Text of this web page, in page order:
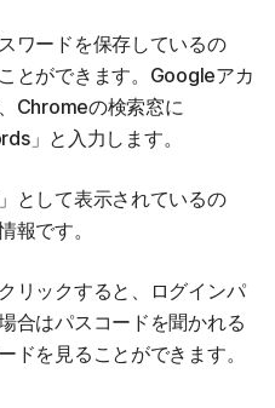
ワードを保存しているの
とができます。Googleアカ
Chromeの検索窓に
」と入力します。
として表示されているの
報です。
リックすると、ログインパ
合はパスコードを聞かれる
ドを見ることができます。